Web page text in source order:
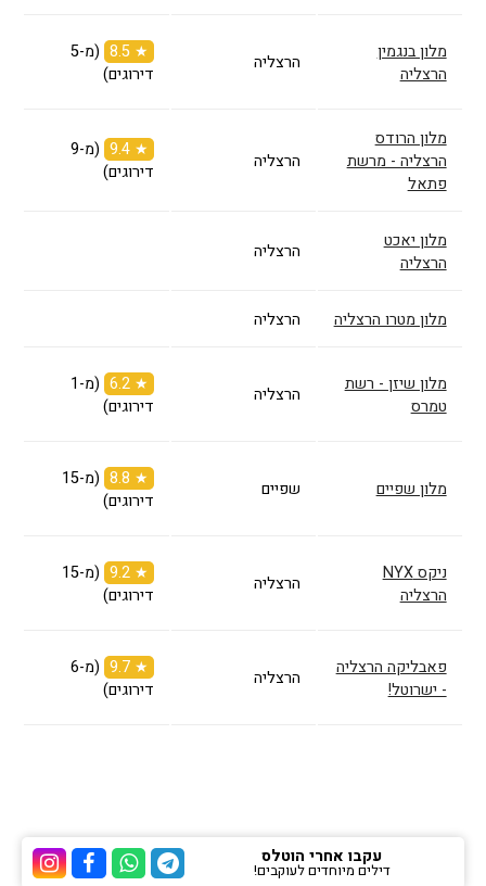
מלון בנגמין
הרצליה
הרצליה ★ 8.5
(מ-5
דירוגים)
מלון הרודס
הרצליה - מרשת
פתאל
הרצליה
★ 9.4
(מ-9
דירוגים)
מלון יאכט
הרצליה
הרצליה
מלון מטרו הרצליה הרצליה
מלון שיזן - רשת
טמרס
הרצליה ★ 6.2
(מ-1
דירוגים)
מלון שפיים שפיים ★ 8.8
(מ-15
דירוגים)
ניקס NYX
הרצליה
הרצליה ★ 9.2
(מ-15
דירוגים)
פאבליקה הרצליה
- ישרוטל!
הרצליה ★ 9.7
(מ-6
דירוגים)
ערוץ ערוץ
ערוץ הוואטסאפ של
ערוץ הטלגרם של הוטלס
עקבו אחרי הוטלס
דילים מיוחדים לעוקבים!